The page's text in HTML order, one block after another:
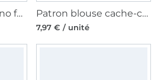
Patron veste kimono femme pdf Alvorada Erbsünde, en allemand Patron blouse cache-coeur femme pdf Aloe Curvy Erbsünde, en allemand
7,97 € / unité